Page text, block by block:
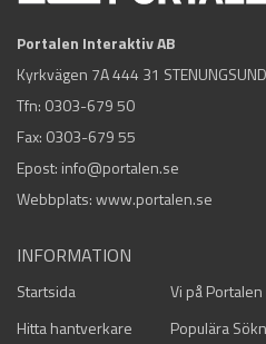
Portalen Interaktiv AB
Kyrkvägen 7A 444 31 STENUNGSUND
Tfn: 0303-679 50
Fax: 0303-679 55
Epost: info@portalen.se
Webbplats: www.portalen.se
INFORMATION
Startsida Vi på Portalen
Hitta hantverkare
Populära